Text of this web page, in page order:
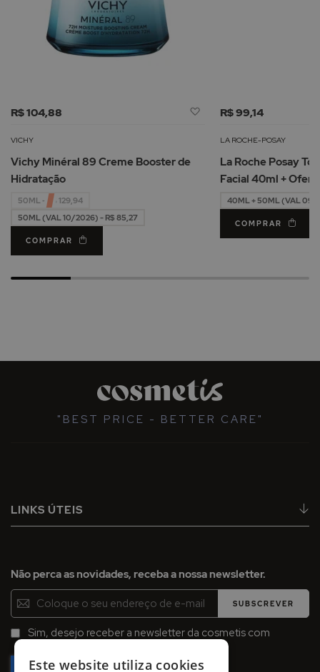
R$ 104,88
Adicionar
Lista
Desejos
VICHY
Vichy Minéral 89 Creme Booster de
Hidratação
50ML - R$ 129,94
50ML (VAL 10/2026) - R$ 85,27
COMPRAR
R$ 99,14
LA ROCHE-POSAY
La Roche Posay
Facial 40ml + Oferta Água Micelar
50ml
40ML + 50ML (VAL 09/
COMPRAR
"BEST PRICE - BETTER CARE"
LINKS ÚTEIS
Não perca as novidades, receba a nossa newsletter.
Inscreva-
se
na
Newsletter:
SUBSCREVER
Sim, desejo receber a newsletter da cosmetis com
Este website utiliza cookies